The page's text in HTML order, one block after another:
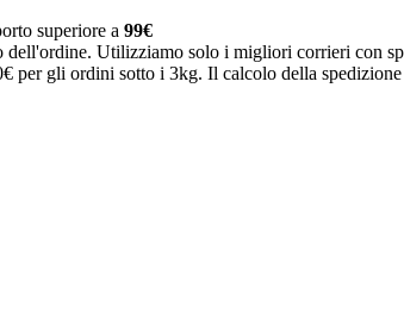
superiore a 99€
Utilizziamo solo i migliori corrieri con
per gli ordini sotto i 3kg. Il calcolo della